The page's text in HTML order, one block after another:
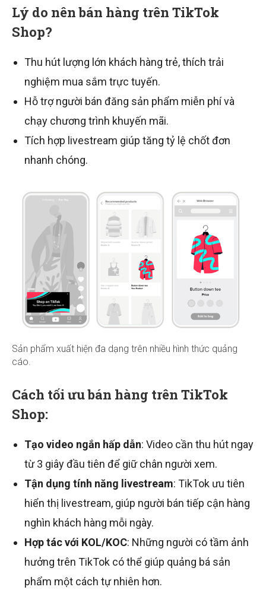
Lý do nên bán hàng trên TikTok
Shop?
Thu hút lượng lớn khách hàng trẻ, thích trải
nghiệm mua sắm trực tuyến.
Hỗ trợ người bán đăng sản phẩm miễn phí và
chạy chương trình khuyến mãi.
Tích hợp livestream giúp tăng tỷ lệ chốt đơn
nhanh chóng.
Sản phẩm xuất hiện đa dạng trên nhiều hình thức quảng
cáo.
Cách tối ưu bán hàng trên TikTok
Shop:
Tạo video ngắn hấp dẫn: Video cần thu hút ngay
từ 3 giây đầu tiên để giữ chân người xem.
Tận dụng tính năng livestream: TikTok ưu tiên
hiển thị livestream, giúp người bán tiếp cận hàng
nghìn khách hàng mỗi ngày.
Hợp tác với KOL/KOC: Những người có tầm ảnh
hưởng trên TikTok có thể giúp quảng bá sản
phẩm một cách tự nhiên hơn.